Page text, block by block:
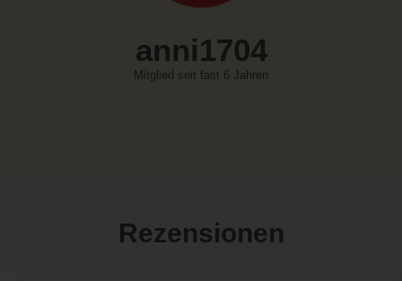
anni1704
Mitglied seit fast 6 Jahren
Rezensionen